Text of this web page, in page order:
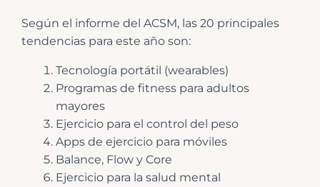
Según el informe del ACSM, las 20 principales
tendencias para este año son:
Tecnología portátil (wearables)
Programas de fitness para adultos
mayores
Ejercicio para el control del peso
Apps de ejercicio para móviles
Balance, Flow y Core
Ejercicio para la salud mental